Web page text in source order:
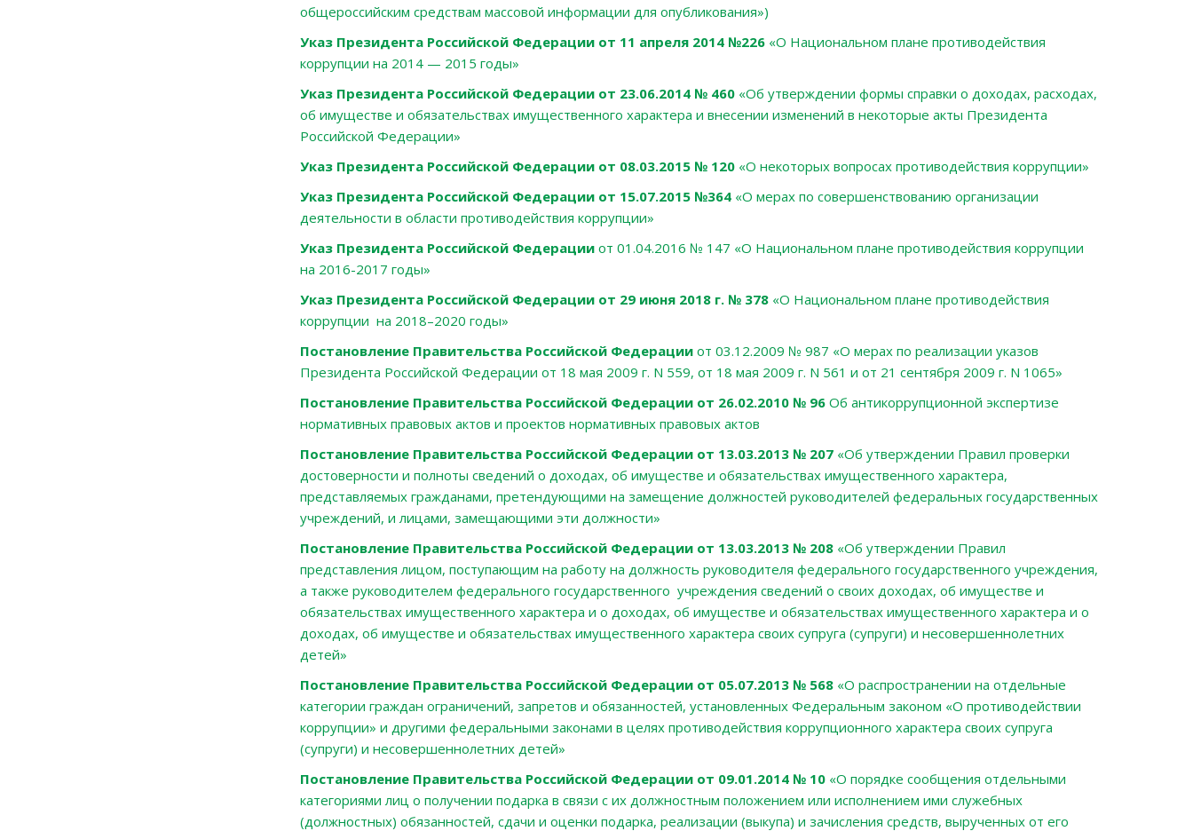
общероссийским средствам массовой информации для опубликования»)
Указ Президента Российской Федерации от 11 апреля 2014 №226 «О Национальном плане противодействия
коррупции на 2014 — 2015 годы»
Указ Президента Российской Федерации от 23.06.2014 № 460 «Об утверждении формы справки о доходах, расходах,
об имуществе и обязательствах имущественного характера и внесении изменений в некоторые акты Президента
Российской Федерации»
Указ Президента Российской Федерации от 08.03.2015 № 120 «О некоторых вопросах противодействия коррупции»
Указ Президента Российской Федерации от 15.07.2015 №364 «О мерах по совершенствованию организации
деятельности в области противодействия коррупции»
Указ Президента Российской Федерацииот 01.04.2016 № 147 «О Национальном плане противодействия коррупции
на 2016-2017 годы»
Указ Президента Российской Федерации от 29 июня 2018 г. № 378 «О Национальном плане противодействия
коррупции на 2018–2020 годы»
Постановление Правительства Российской Федерации от 03.12.2009 № 987 «О мерах по реализации указов
Президента Российской Федерации от 18 мая 2009 г. N 559, от 18 мая 2009 г. N 561 и от 21 сентября 2009 г. N 1065»
Постановление Правительства Российской Федерации от 26.02.2010 № 96 Об антикоррупционной экспертизе
нормативных правовых актов и проектов нормативных правовых актов
Постановление Правительства Российской Федерации от 13.03.2013 № 207 «Об утверждении Правил проверки
достоверности и полноты сведений о доходах, об имуществе и обязательствах имущественного характера,
представляемых гражданами, претендующими на замещение должностей руководителей федеральных государственных
учреждений, и лицами, замещающими эти должности»
Постановление Правительства Российской Федерации от 13.03.2013 № 208 «Об утверждении Правил
представления лицом, поступающим на работу на должность руководителя федерального государственного учреждения,
а также руководителем федерального государственного учреждения сведений о своих доходах, об имуществе и
обязательствах имущественного характера и о доходах, об имуществе и обязательствах имущественного характера и о
доходах, об имуществе и обязательствах имущественного характера своих супруга (супруги) и несовершеннолетних
детей»
Постановление Правительства Российской Федерации от 05.07.2013 № 568 «О распространении на отдельные
категории граждан ограничений, запретов и обязанностей, установленных Федеральным законом «О противодействии
коррупции» и другими федеральными законами в целях противодействия коррупционного характера своих супруга
(супруги) и несовершеннолетних детей»
Постановление Правительства Российской Федерации от 09.01.2014 № 10 «О порядке сообщения отдельными
категориями лиц о получении подарка в связи с их должностным положением или исполнением ими служебных
(должностных) обязанностей, сдачи и оценки подарка, реализации (выкупа) и зачисления средств, вырученных от его